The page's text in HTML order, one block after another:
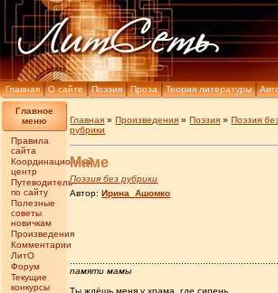
Главная О сайте Поэзия Проза Теория литературы
Главное
меню
Правила
сайта
Координационный
центр
Путеводитель
по сайту
Полезные
советы
новичкам
Произведения
Комментарии
ЛитО
Форум
Текущие
конкурсы
Главная »Произведения »Поэзия »Поэзия
рубрики
Маме
Поэзия без рубрики
Автор:Ирина_Ашомко
памяти мамы
Ты ждёшь меня у храма, где сирень